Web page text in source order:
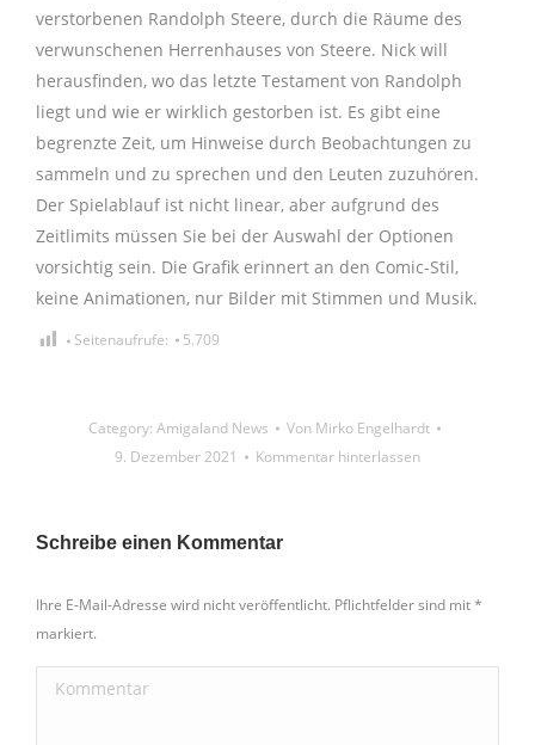
verstorbenen Randolph Steere, durch die Räume des
verwunschenen Herrenhauses von Steere. Nick will
herausfinden, wo das letzte Testament von Randolph
liegt und wie er wirklich gestorben ist. Es gibt eine
begrenzte Zeit, um Hinweise durch Beobachtungen zu
sammeln und zu sprechen und den Leuten zuzuhören.
Der Spielablauf ist nicht linear, aber aufgrund des
Zeitlimits müssen Sie bei der Auswahl der Optionen
vorsichtig sein. Die Grafik erinnert an den Comic-Stil,
keine Animationen, nur Bilder mit Stimmen und Musik.
Seitenaufrufe: 5.709
Category: Amigaland News Von Mirko Engelhardt
9. Dezember 2021
Kommentar hinterlassen
Schreibe einen Kommentar
Ihre E-Mail-Adresse wird nicht veröffentlicht. Pflichtfelder sind mit*
markiert.
Kommentar